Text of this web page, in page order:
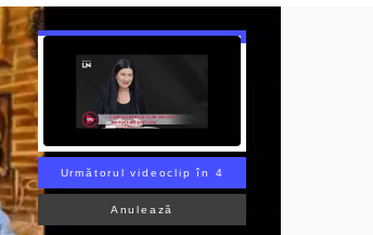
Următorul videoclip în 3
Anulează